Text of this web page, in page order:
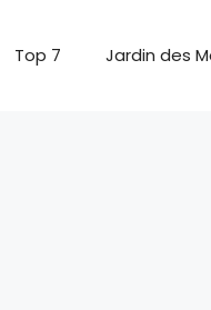
Top 7 Jardin des